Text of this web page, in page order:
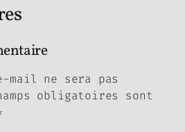
mail ne sera pas
obligatoires sont